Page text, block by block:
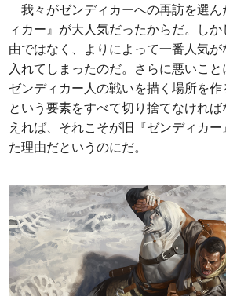
我々がゼンディカーへの再訪を選
ィカー』が大人気だったからだ。し
由ではなく、よりによって一番人気が
入れてしまったのだ。さらに悪いこ
ゼンディカー人の戦いを描く場所を
という要素をすべて切り捨てなけれ
えれば、それこそが旧『ゼンディカ
た理由だというのにだ。